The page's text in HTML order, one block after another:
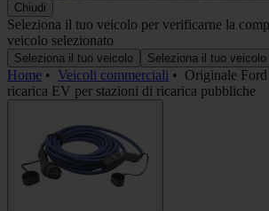
Chiudi
Seleziona il tuo veicolo per verificarne la
veicolo selezionato
Seleziona il tuo veicolo Seleziona il tuo veicolo
Home • Veicoli commerciali • Originale
ricarica EV per stazioni di ricarica pubbliche